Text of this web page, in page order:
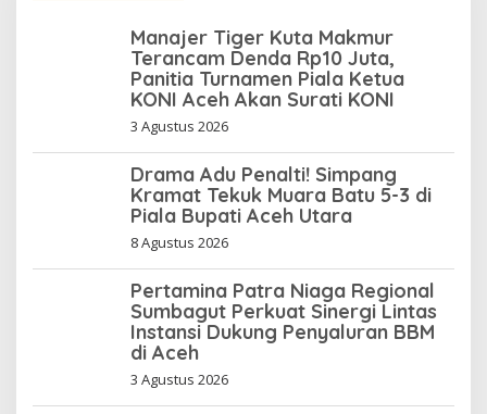
Manajer Tiger Kuta Makmur
Terancam Denda Rp10 Juta,
Panitia Turnamen Piala Ketua
KONI Aceh Akan Surati KONI
3 Agustus 2026
Drama Adu Penalti! Simpang
Kramat Tekuk Muara Batu 5-3 di
Piala Bupati Aceh Utara
8 Agustus 2026
Pertamina Patra Niaga Regional
Sumbagut Perkuat Sinergi Lintas
Instansi Dukung Penyaluran BBM
di Aceh
3 Agustus 2026